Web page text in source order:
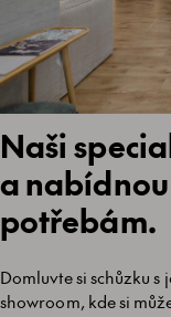
Naši
a
potřebám.
Domluvte si schůzku
showroom, kde si